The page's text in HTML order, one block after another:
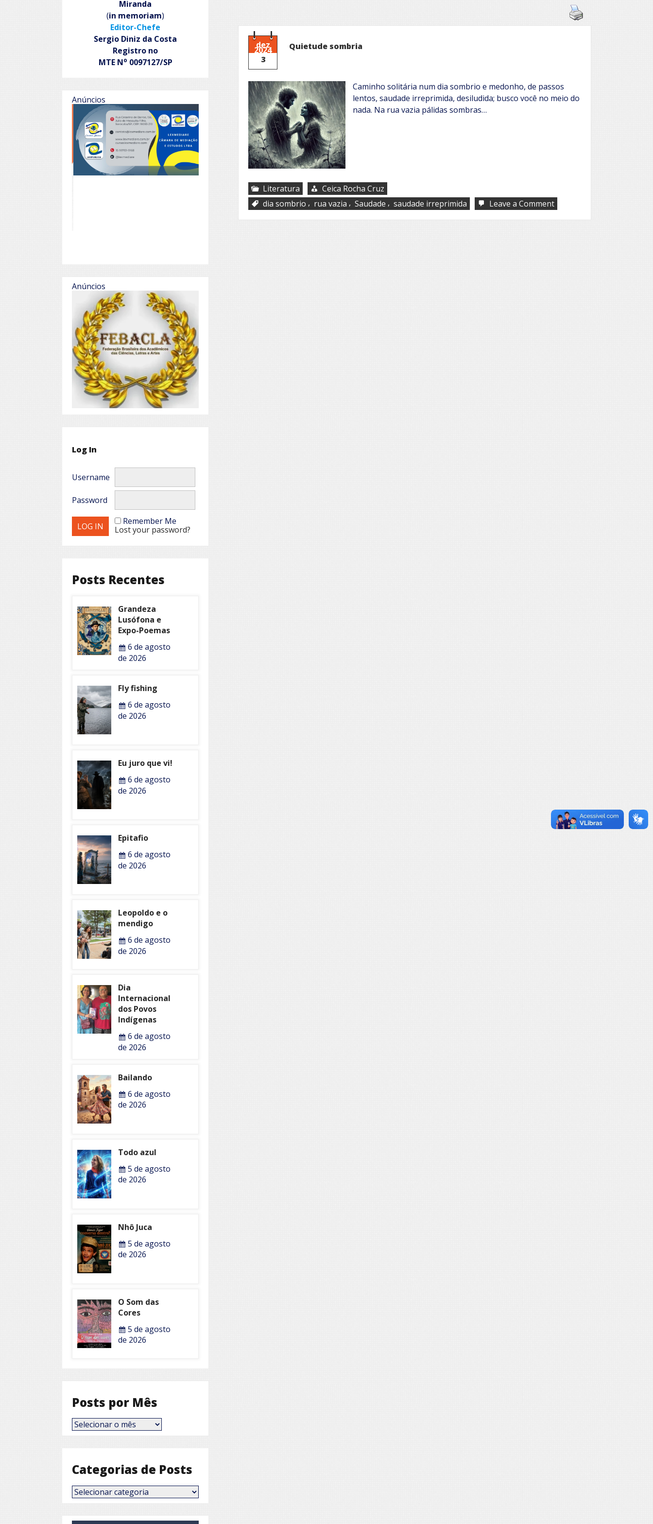
dez
2024
3
Quietude sombria
Caminho solitária num dia sombrio e medonho, de passos
lentos, saudade irreprimida, desiludida; busco você no meio do
nada. Na rua vazia pálidas sombras…
Literatura
Ceica Rocha Cruz
dia sombrio , rua vazia , Saudade , saudade irreprimida Leave a Commenton
Quietude
sombria
Miranda
(in memoriam)
Editor-Chefe
Sergio Diniz da Costa
Registro no
MTE No 0097127/SP
Anúncios
Anúncios
Log In
Username
Password
Remember Me
Lost your password?
Posts Recentes
Grandeza
Lusófona e
Expo-Poemas
6 de agosto
de 2026
Fly fishing
6 de agosto
de 2026
Eu juro que vi!
6 de agosto
de 2026
Epitafio
6 de agosto
de 2026
Leopoldo e o
mendigo
6 de agosto
de 2026
Dia
Internacional
dos Povos
Indígenas
6 de agosto
de 2026
Bailando
6 de agosto
de 2026
Todo azul
5 de agosto
de 2026
Nhô Juca
5 de agosto
de 2026
O Som das
Cores
5 de agosto
de 2026
Posts por Mês
Posts
por
Categorias de Posts
Categorias
de